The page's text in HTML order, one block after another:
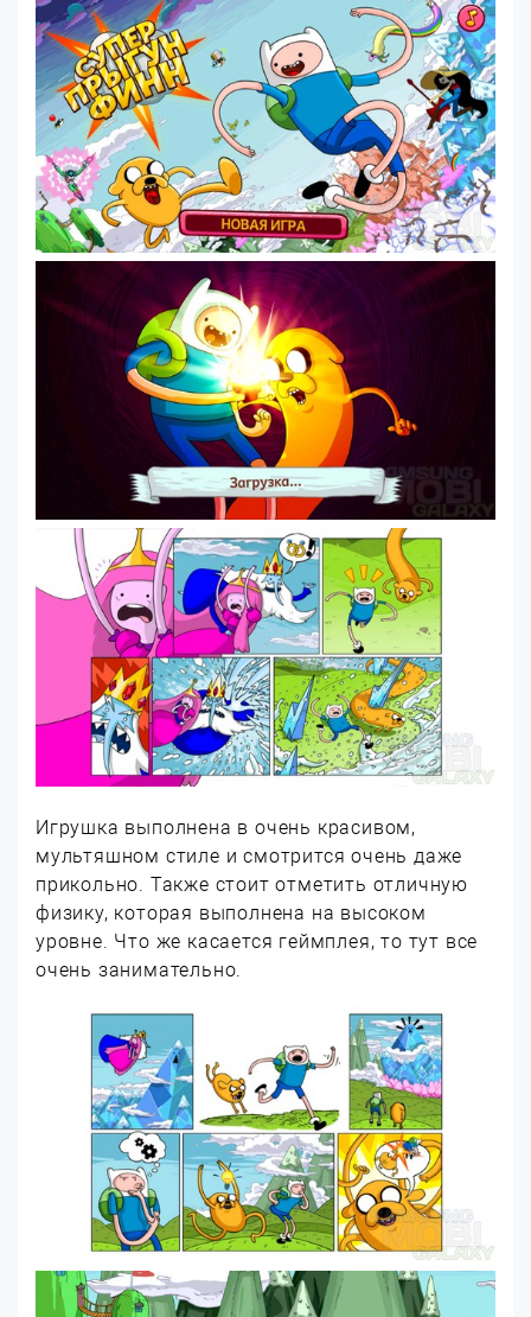
Игрушка выполнена в очень красивом,
мультяшном стиле и смотрится очень даже
прикольно. Также стоит отметить отличную
физику, которая выполнена на высоком
уровне. Что же касается геймплея, то тут все
очень занимательно.